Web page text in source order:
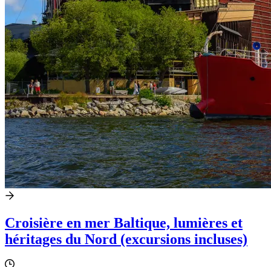
Croisière en mer Baltique, lumières et
héritages du Nord (excursions incluses)